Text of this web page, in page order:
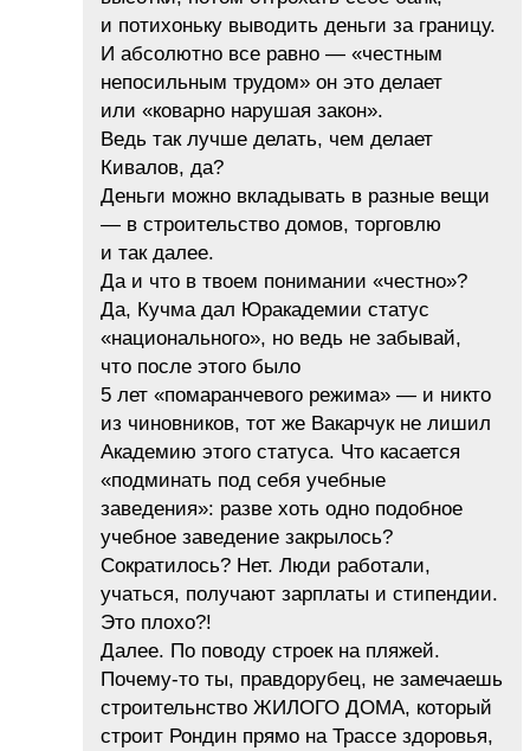
и потихоньку выводить деньги за границу.
И абсолютно все равно — «честным
непосильным трудом» он это делает
или «коварно нарушая закон».
Ведь так лучше делать, чем делает
Кивалов, да?
Деньги можно вкладывать в разные вещи
— в строительство домов, торговлю
и так далее.
Да и что в твоем понимании «честно»?
Да, Кучма дал Юракадемии статус
«национального», но ведь не забывай,
что после этого было
5 лет «помаранчевого режима» — и никто
из чиновников, тот же Вакарчук не лишил
Академию этого статуса. Что касается
«подминать под себя учебные
заведения»: разве хоть одно подобное
учебное заведение закрылось?
Сократилось? Нет. Люди работали,
учаться, получают зарплаты и стипендии.
Это плохо?!
Далее. По поводу строек на пляжей.
Почему-то ты, правдорубец, не замечаешь
строительнство ЖИЛОГО ДОМА, который
строит Рондин прямо на Трассе здоровья,